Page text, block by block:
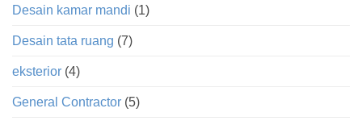
Desain kamar mandi (1)
Desain tata ruang (7)
eksterior (4)
General Contractor (5)